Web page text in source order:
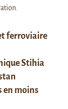
ferroviaire
Stihia
en moins